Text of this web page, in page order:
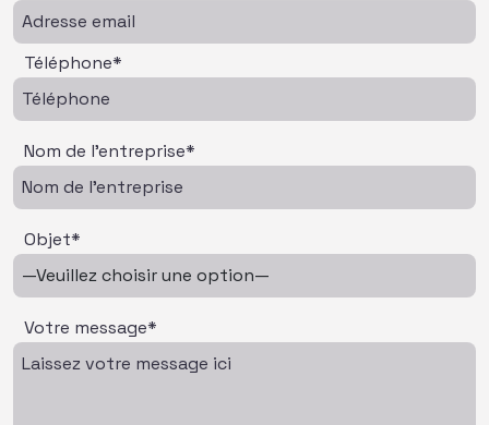
Téléphone*
Nom de l'entreprise*
Objet*
Votre message*